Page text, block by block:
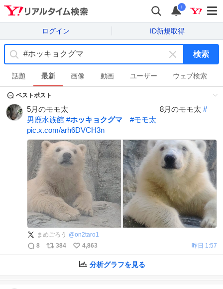
i
ログイン ID新規取得
キ
ー
ワ
ド
す
検索
話題 最新 画像 動画 ユーザー ウェブ検索
ベストポスト
5月のモモ太 8月のモモ太 #
男鹿水族館 #ホッキョクグマ #モモ太
pic.x.com/arh6DVCH3n
まめごろう @on2taro1
8
384 4,863 昨日 1:57
分析グラフを見る